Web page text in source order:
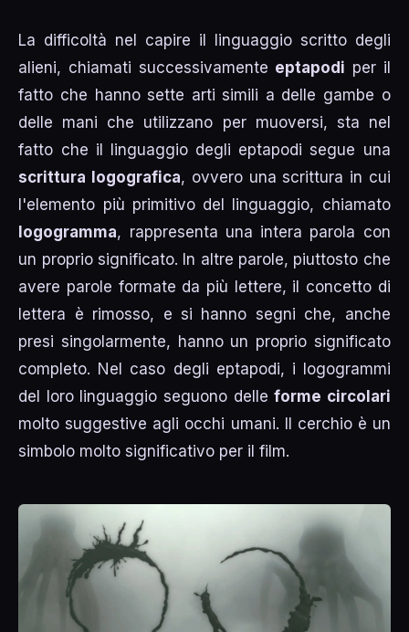
La difficoltà nel capire il linguaggio scritto degli
alieni, chiamati successivamente eptapodi per il
fatto che hanno sette arti simili a delle gambe o
delle mani che utilizzano per muoversi, sta nel
fatto che il linguaggio degli eptapodi segue una
scrittura logografica, ovvero una scrittura in cui
l'elemento più primitivo del linguaggio, chiamato
logogramma, rappresenta una intera parola con
un proprio significato. In altre parole, piuttosto che
avere parole formate da più lettere, il concetto di
lettera è rimosso, e si hanno segni che, anche
presi singolarmente, hanno un proprio significato
completo. Nel caso degli eptapodi, i logogrammi
del loro linguaggio seguono delleforme circolari
molto suggestive agli occhi umani. Il cerchio è un
simbolo molto significativo per il film.